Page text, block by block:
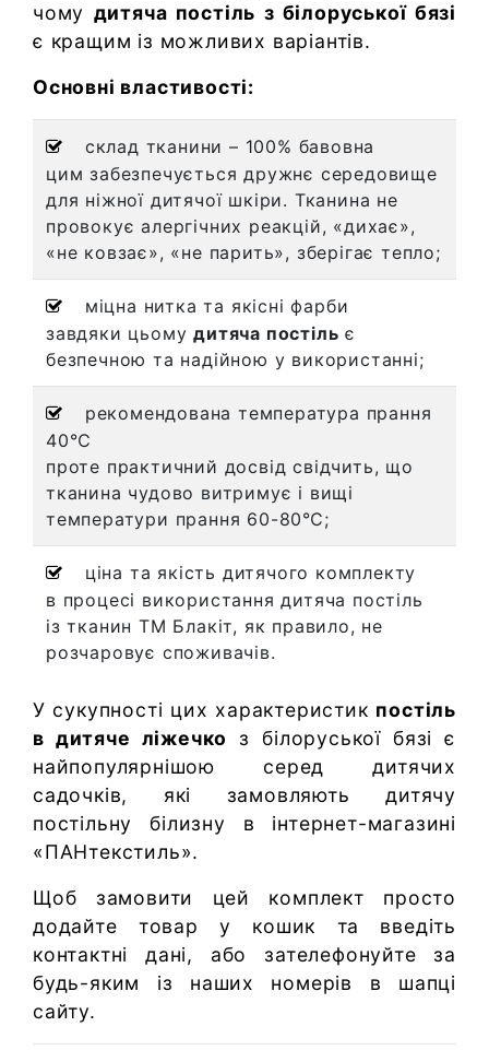
чому дитяча постіль з білоруської бязі
є кращим із можливих варіантів.
Основні властивості:
склад тканини – 100% бавовна
цим забезпечується дружнє середовище
для ніжної дитячої шкіри. Тканина не
провокує алергічних реакцій, «дихає»,
«не ковзає», «не парить», зберігає тепло;
міцна нитка та якісні фарби
завдяки цьомудитяча постіль є
безпечною та надійною у використанні;
рекомендована температура прання
40℃
проте практичний досвід свідчить, що
тканина чудово витримує і вищі
температури прання 60-80℃;
ціна та якість дитячого комплекту
в процесі використання дитяча постіль
із тканин ТМ Блакіт, як правило, не
розчаровує споживачів.
У сукупності цих характеристик постіль
в дитяче ліжечко
з білоруської бязі є
найпопулярнішою серед дитячих
садочків, які замовляють дитячу
постільну білизну в інтернет-магазині
«ПАНтекстиль».
Щоб замовити цей комплект просто
додайте товар у кошик та введіть
контактні дані, або зателефонуйте за
будь-яким із наших номерів в шапці
сайту.